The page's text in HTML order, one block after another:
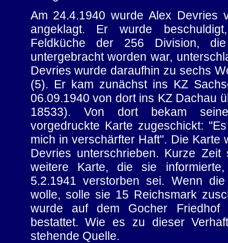
Am 24.4.1940 wurde Alex Devries
angeklagt. Er wurde
Feldküche der 256 Division,
untergebracht worden war,
Devries wurde daraufhin zu sechs
(5). Er kam zunächst ins KZ
06.09.1940 von dort ins KZ Dachau
18533). Von dort bekam
vorgedruckte Karte zugeschickt:
mich in verschärfter Haft". Die Karte
Devries unterschrieben. Kurze
weitere Karte, die sie
5.2.1941 verstorben sei. Wenn
wolle, solle sie 15 Reichsmark
wurde auf dem Gocher
bestattet. Wie es zu dieser
stehende Quelle.